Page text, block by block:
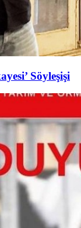
Söyleşişi